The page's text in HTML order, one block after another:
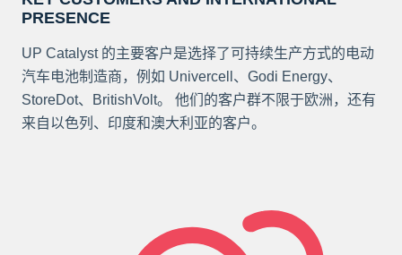
PRESENCE
UP Catalyst 的主要客户是选择了可持续生产方式的电动
汽车电池制造商，例如 Univercell、Godi Energy、
StoreDot、BritishVolt。 他们的客户群不限于欧洲，还有
来自以色列、印度和澳大利亚的客户。